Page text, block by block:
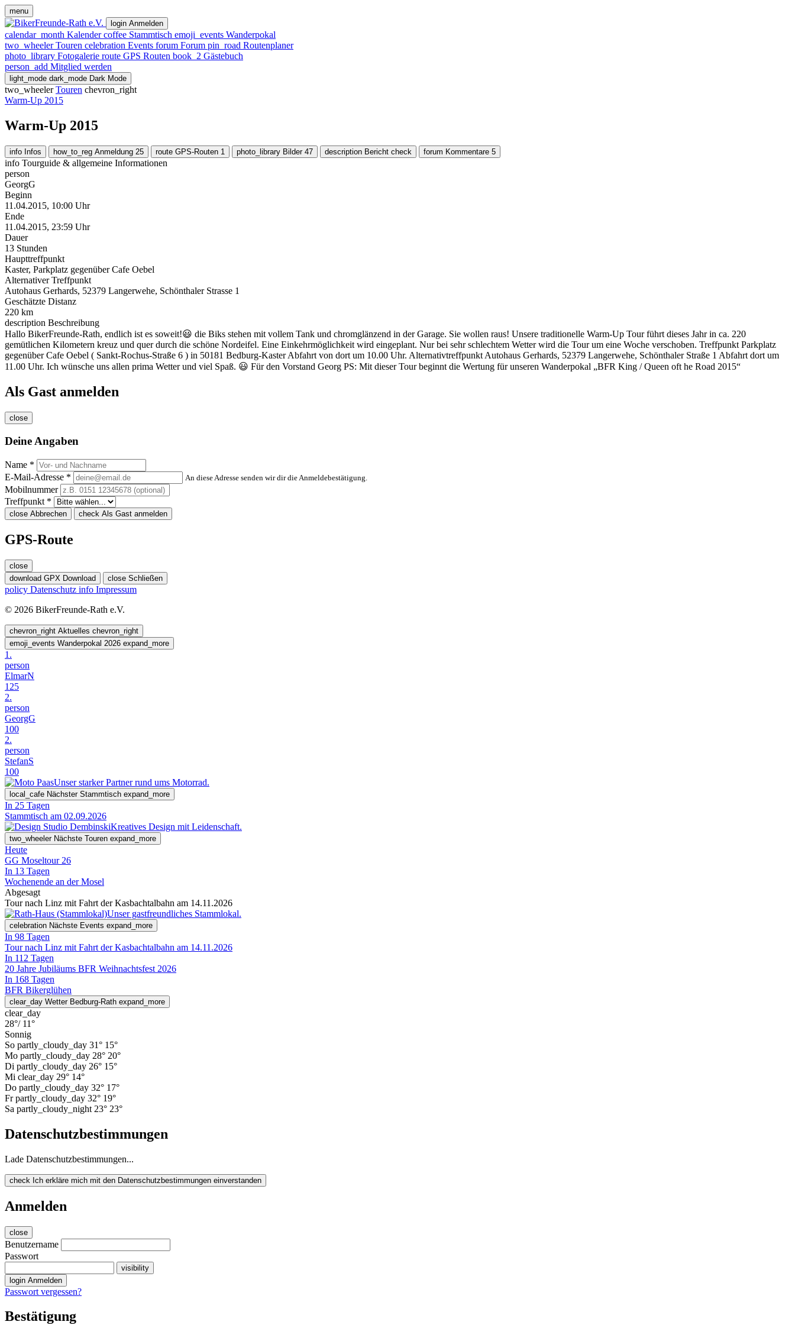
menu
login Anmelden
calendar_month Kalender coffee Stammtisch emoji_events Wanderpokal
two_wheeler Touren celebration Events forum Forum pin_road Routenplaner
photo_library Fotogalerie route GPS Routen book_2 Gästebuch
person_add Mitglied werden
light_mode dark_mode Dark Mode
two_wheeler Touren chevron_right
Warm-Up 2015
Warm-Up 2015
info Infos how_to_reg Anmeldung 25 route GPS-Routen 1 photo_library Bilder 47 description Bericht check forum Kommentare 5
info Tourguide & allgemeine Informationen
person
GeorgG
Beginn
11.04.2015, 10:00 Uhr
Ende
11.04.2015, 23:59 Uhr
Dauer
13 Stunden
Haupttreffpunkt
Kaster, Parkplatz gegenüber Cafe Oebel
Alternativer Treffpunkt
Autohaus Gerhards, 52379 Langerwehe, Schönthaler Strasse 1
Geschätzte Distanz
220 km
description Beschreibung
Hallo BikerFreunde-Rath, endlich ist es soweit!😃 die Biks stehen mit vollem Tank und chromglänzend in der Garage. Sie wollen raus! Unsere traditionelle Warm-Up Tour führt dieses Jahr in ca. 220
gemütlichen Kilometern kreuz und quer durch die schöne Nordeifel. Eine Einkehrmöglichkeit wird eingeplant. Nur bei sehr schlechtem Wetter wird die Tour um eine Woche verschoben. Treffpunkt Parkplatz
gegenüber Cafe Oebel ( Sankt-Rochus-Straße 6 ) in 50181 Bedburg-Kaster Abfahrt von dort um 10.00 Uhr. Alternativtreffpunkt Autohaus Gerhards, 52379 Langerwehe, Schönthaler Straße 1 Abfahrt dort um
11.00 Uhr. Ich wünsche uns allen prima Wetter und viel Spaß. 😃 Für den Vorstand Georg PS: Mit dieser Tour beginnt die Wertung für unseren Wanderpokal „BFR King / Queen oft he Road 2015“
Als Gast anmelden
close
Deine Angaben
Name *
E-Mail-Adresse *
An diese Adresse senden wir dir die Anmeldebestätigung.
Mobilnummer
Treffpunkt *
close Abbrechen check Als Gast anmelden
GPS-Route
close
download GPX Download close Schließen
policy Datenschutz info Impressum
© 2026 BikerFreunde-Rath e.V.
chevron_right Aktuelles chevron_right
emoji_events Wanderpokal 2026 expand_more
1.
person
ElmarN
125
2.
person
GeorgG
100
2.
person
StefanS
100
Unser starker Partner rund ums Motorrad.
local_cafe Nächster Stammtisch expand_more
In 25 Tagen
Stammtisch am 02.09.2026
Kreatives Design mit Leidenschaft.
two_wheeler Nächste Touren expand_more
Heute
GG Moseltour 26
In 13 Tagen
Wochenende an der Mosel
Abgesagt
Tour nach Linz mit Fahrt der Kasbachtalbahn am 14.11.2026
Unser gastfreundliches Stammlokal.
celebration Nächste Events expand_more
In 98 Tagen
Tour nach Linz mit Fahrt der Kasbachtalbahn am 14.11.2026
In 112 Tagen
20 Jahre Jubiläums BFR Weihnachtsfest 2026
In 168 Tagen
BFR Bikerglühen
clear_day Wetter Bedburg-Rath expand_more
clear_day
28°/ 11°
Sonnig
So partly_cloudy_day 31° 15°
Mo partly_cloudy_day 28° 20°
Di partly_cloudy_day 26° 15°
Mi clear_day 29° 14°
Do partly_cloudy_day 32° 17°
Fr partly_cloudy_day 32° 19°
Sa partly_cloudy_night 23° 23°
Datenschutzbestimmungen
Lade Datenschutzbestimmungen...
check Ich erkläre mich mit den Datenschutzbestimmungen einverstanden
Anmelden
close
Benutzername
Passwort
visibility
login Anmelden
Passwort vergessen?
Bestätigung